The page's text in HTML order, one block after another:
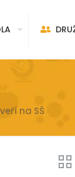
na SŠ